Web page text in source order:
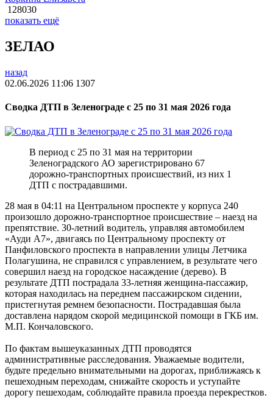
128030
показать ещё
ЗЕЛАО
назад
02.06.2026 11:06 1307
Сводка ДТП в Зеленограде с 25 по 31 мая 2026 года
В период с 25 по 31 мая на территории
Зеленоградского АО зарегистрировано 67
дорожно-транспортных происшествий, из них 1
ДТП с пострадавшими.
28 мая в 04:11 на Центральном проспекте у корпуса 240
произошло дорожно-транспортное происшествие – наезд на
препятствие. 30-летний водитель, управляя автомобилем
«Ауди А7», двигаясь по Центральному проспекту от
Панфиловского проспекта в направлении улицы Летчика
Полагушина, не справился с управлением, в результате чего
совершил наезд на городское насаждение (дерево). В
результате ДТП пострадала 33-летняя женщина-пассажир,
которая находилась на переднем пассажирском сидении,
пристегнутая ремнем безопасности. Пострадавшая была
доставлена нарядом скорой медицинской помощи в ГКБ им.
М.П. Кончаловского.
По фактам вышеуказанных ДТП проводятся
административные расследования. Уважаемые водители,
будьте предельно внимательными на дорогах, приближаясь к
пешеходным переходам, снижайте скорость и уступайте
дорогу пешеходам, соблюдайте правила проезда перекрестков.